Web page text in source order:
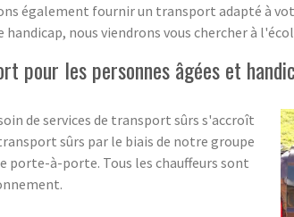
également fournir un transport adapté à
nous viendrons vous chercher à
pour les personnes âgées et
de services de transport sûrs s'accroît
sûrs par le biais de notre groupe
porte-à-porte. Tous les chauffeurs sont